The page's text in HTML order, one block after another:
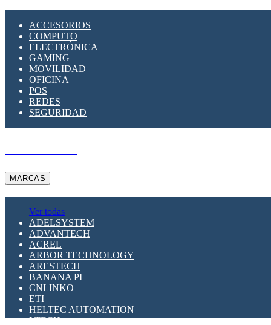
ACCESORIOS
COMPUTO
ELECTRÓNICA
GAMING
MOVILIDAD
OFICINA
POS
REDES
SEGURIDAD
MARCAS
Ver todas
ADELSYSTEM
ADVANTECH
ACREL
ARBOR TECHNOLOGY
ARESTECH
BANANA PI
CNLINKO
ETI
HELTEC AUTOMATION
LTECH